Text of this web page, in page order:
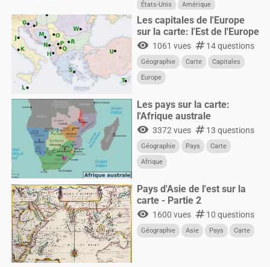
États-Unis
Amérique
Les capitales de l'Europe
sur la carte: l'Est de l'Europe
visibility 1061 vues numbers14 questions
Géographie Carte
Capitales
Europe
Les pays sur la carte:
l'Afrique australe
visibility 3372 vues numbers13 questions
Géographie Pays
Carte
Afrique
Pays d'Asie de l'est sur la
carte - Partie 2
visibility 1600 vues numbers10 questions
Géographie Asie Pays Carte